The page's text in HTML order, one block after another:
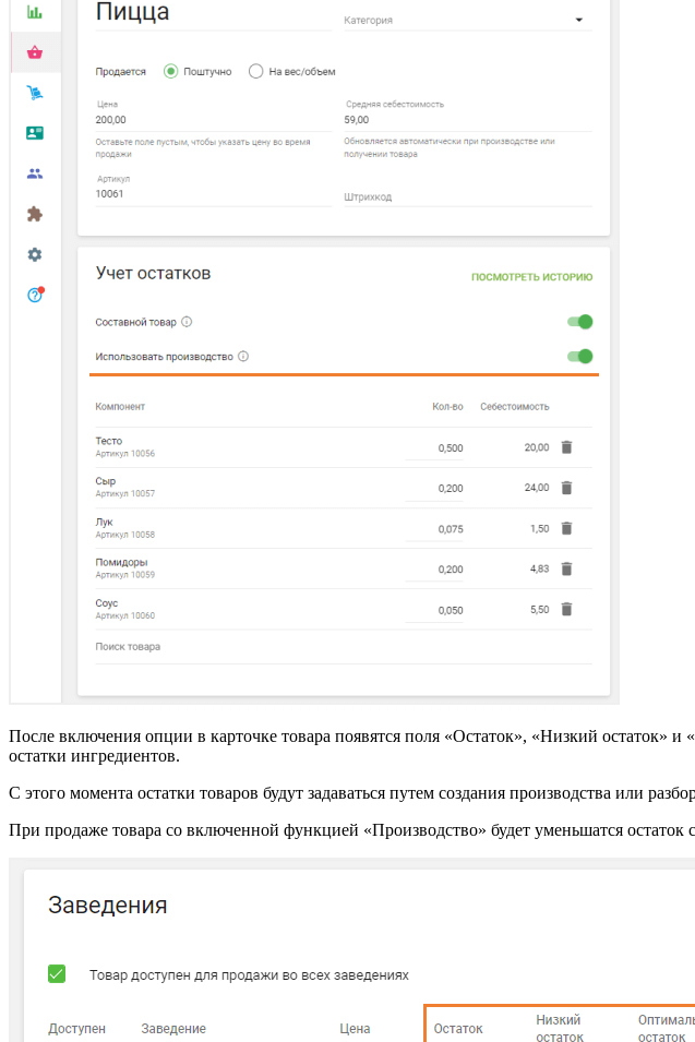
После включения опции в карточке товара появятся поля «Остаток», «Низкий остаток»
остатки ингредиентов.
С этого момента остатки товаров будут задаваться путем создания производства или
При продаже товара со включенной функцией «Производство» будет уменьшатся остаток